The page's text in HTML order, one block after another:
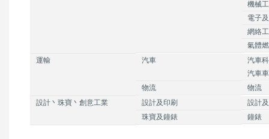
機械
電子
網絡
氣體
運輸
汽車
汽車
汽車
物流
物流
設計丶珠寶丶創意工業
設計及印刷
設計
珠寶及鐘錶
鐘錶